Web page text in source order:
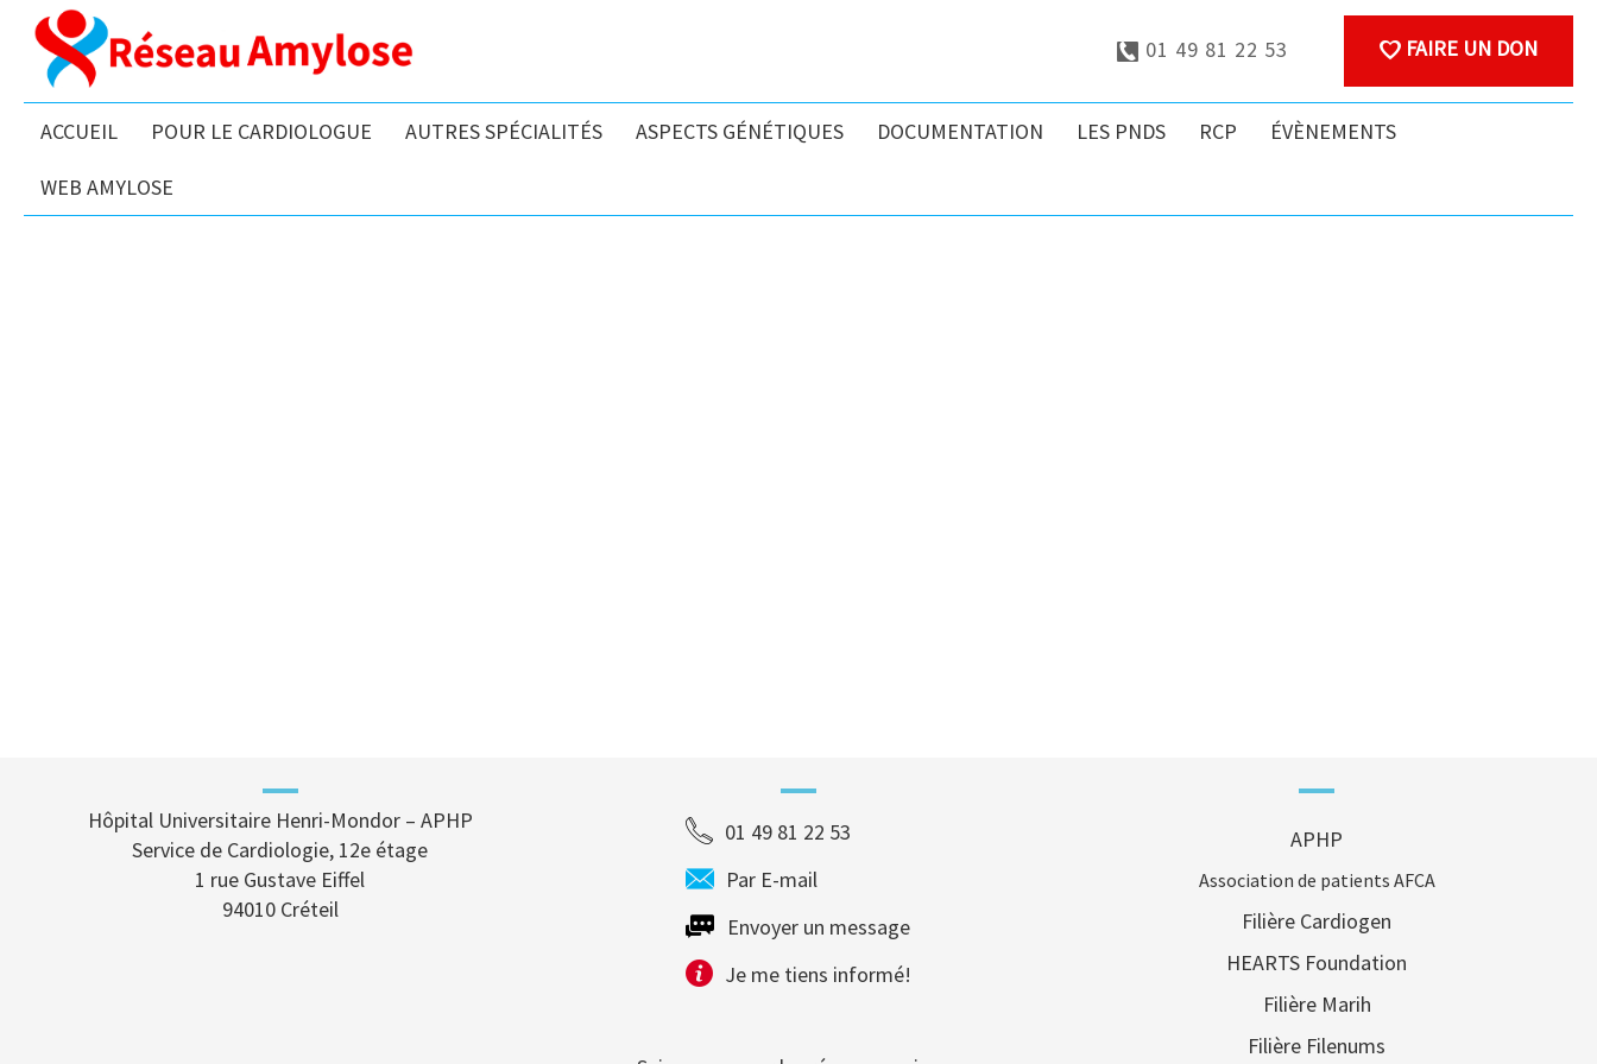
FAIRE UN DON
01 49 81 22 53
ACCUEIL POUR LE CARDIOLOGUE AUTRES SPÉCIALITÉS ASPECTS GÉNÉTIQUES DOCUMENTATION LES PNDS RCP ÉVÈNEMENTS
WEB AMYLOSE
Hôpital Universitaire Henri-Mondor – APHP
Service de Cardiologie, 12e étage
1 rue Gustave Eiffel
94010 Créteil
01 49 81 22 53
Par E-mail
Envoyer un message
Je me tiens informé!
APHP
Association de patients AFCA
Filière Cardiogen
HEARTS Foundation
Filière Marih
Filière Filenums